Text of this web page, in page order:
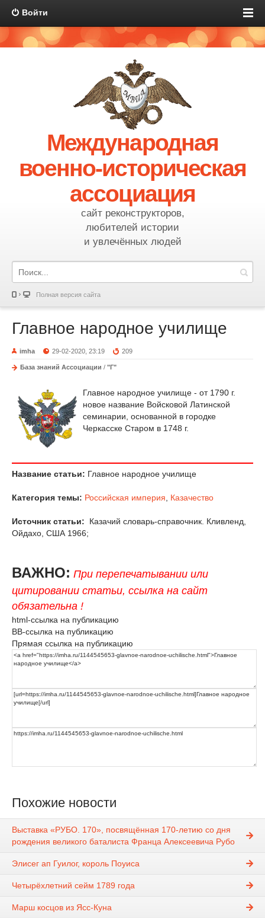
Войти
Международная
военно-историческая
ассоциация
сайт реконструкторов,
любителей истории
и увлечённых людей
Полная версия сайта
Главное народное училище
imha 29-02-2020, 23:19 209
База знаний Ассоциации / "Г"
Главное народное училище - от 1790 г.
новое название Войсковой Латинской
семинарии, основанной в городке
Черкасске Старом в 1748 г.
Название статьи: Главное народное училище
Категория темы: Российская империя Казачество
Источник статьи:
Казачий словарь-справочник. Кливленд,
Ойдахо, США 1966;
ВАЖНО: При перепечатывании или
цитировании статьи, ссылка на сайт
обязательна !
html-ссылка на публикацию
BB-ссылка на публикацию
Прямая ссылка на публикацию
Похожие новости
Выставка «РУБО. 170», посвящённая 170-летию со дня
рождения великого баталиста Франца Алексеевича Рубо
Элисег ап Гуилог, король Поуиса
Четырёхлетний сейм 1789 года
Марш косцов из Ясс-Куна